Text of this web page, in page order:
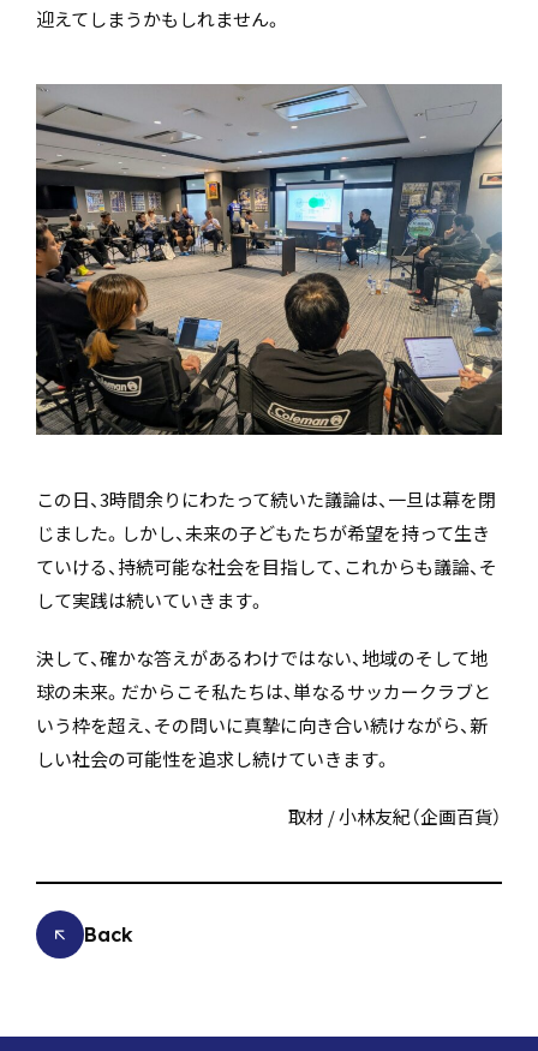
迎えてしまうかもしれません。
この日、3時間余りにわたって続いた議論は、一旦は幕を閉
じました。しかし、未来の子どもたちが希望を持って生き
ていける、持続可能な社会を目指して、これからも議論、そ
して実践は続いていきます。
決して、確かな答えがあるわけではない、地域のそして地
球の未来。だからこそ私たちは、単なるサッカークラブと
いう枠を超え、その問いに真摯に向き合い続けながら、新
しい社会の可能性を追求し続けていきます。
取材 / 小林友紀（企画百貨）
Back